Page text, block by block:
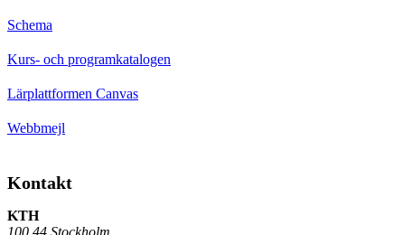
Schema
Kurs- och programkatalogen
Lärplattformen Canvas
Webbmejl
Kontakt
KTH
100 44 Stockholm